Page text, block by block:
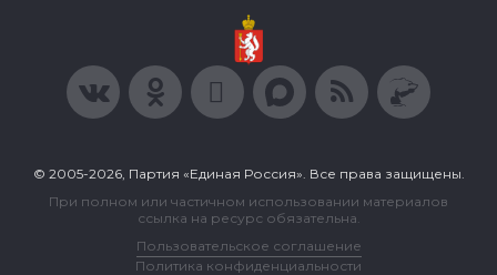
© 2005-2026, Партия «Единая Россия». Все права защищены.
При полном или частичном использовании материалов
ссылка на ресурс обязательна.
Пользовательское соглашение
Политика конфиденциальности